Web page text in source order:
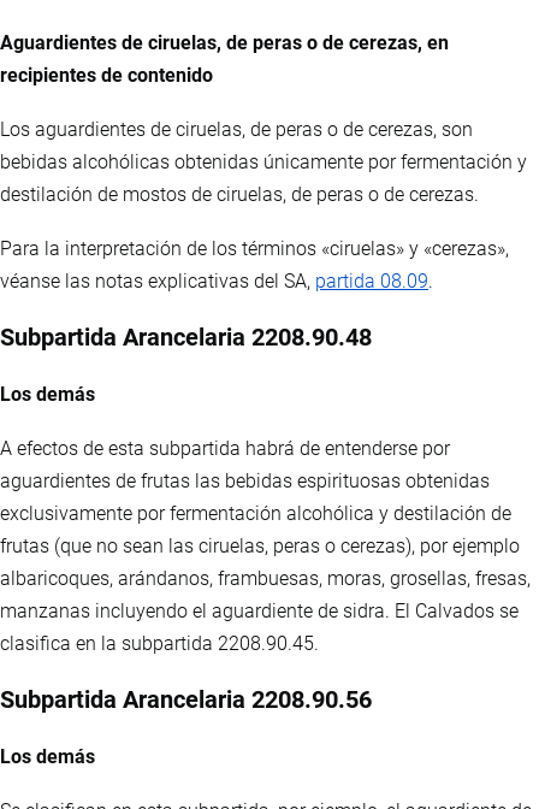
Aguardientes de ciruelas, de peras o de cerezas, en
recipientes de contenido
Los aguardientes de ciruelas, de peras o de cerezas, son
bebidas alcohólicas obtenidas únicamente por fermentación y
destilación de mostos de ciruelas, de peras o de cerezas.
Para la interpretación de los términos «ciruelas» y «cerezas»,
véanse las notas explicativas del SA, partida 08.09.
Subpartida Arancelaria 2208.90.48
Los demás
A efectos de esta subpartida habrá de entenderse por
aguardientes de frutas las bebidas espirituosas obtenidas
exclusivamente por fermentación alcohólica y destilación de
frutas (que no sean las ciruelas, peras o cerezas), por ejemplo
albaricoques, arándanos, frambuesas, moras, grosellas, fresas,
manzanas incluyendo el aguardiente de sidra. El Calvados se
clasifica en la subpartida 2208.90.45.
Subpartida Arancelaria 2208.90.56
Los demás